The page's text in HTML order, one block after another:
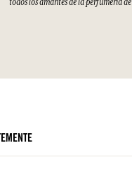
todos los amantes de la perfumería